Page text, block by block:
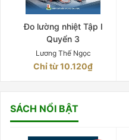
Đo lường nhiệt Tập I
Quyển 3
Lương Thế Ngọc
Chỉ từ 10.120₫
SÁCH NỔI BẬT